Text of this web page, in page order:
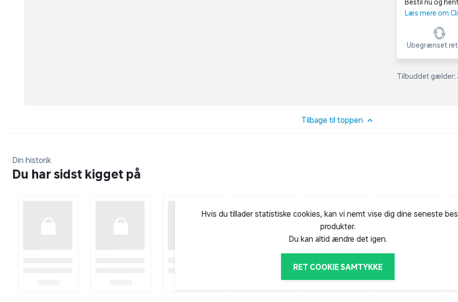
Bestil nu og
Læs mere om
Ubegrænset
Tilbuddet gælder:
Tilbage til toppen
Din historik
Du har sidst kigget på
Hvis du tillader statistiske cookies, kan vi nemt vise dig dine seneste
produkter.
Du kan altid ændre det igen.
RET COOKIE SAMTYKKE